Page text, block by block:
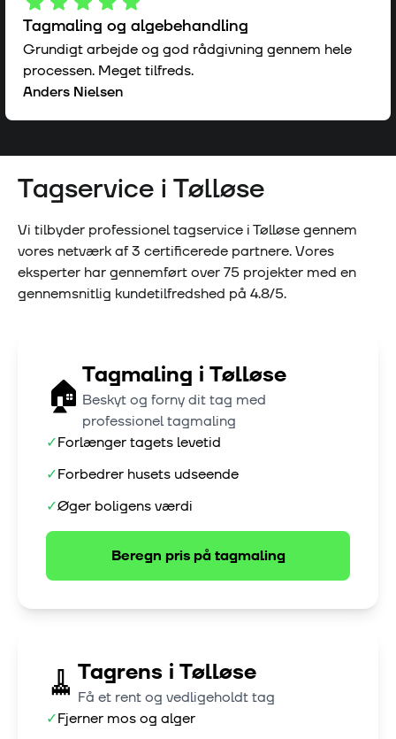
Tagmaling og algebehandling
Grundigt arbejde og god rådgivning gennem hele
processen. Meget tilfreds.
Anders Nielsen
Tagservice i Tølløse
Vi tilbyder professionel tagservice iTølløsegennem
vores netværk af3 certificerede partnere. Vores
eksperter har gennemført over75 projekter med en
gennemsnitlig kundetilfredshed på 4.8/5.
🏠 Tagmaling i Tølløse
Beskyt og forny dit tag med
professionel tagmaling
✓Forlænger tagets levetid
✓Forbedrer husets udseende
✓Øger boligens værdi
Beregn pris påtagmaling
🧹 Tagrens i Tølløse
Få et rent og vedligeholdt tag
✓Fjerner mos og alger